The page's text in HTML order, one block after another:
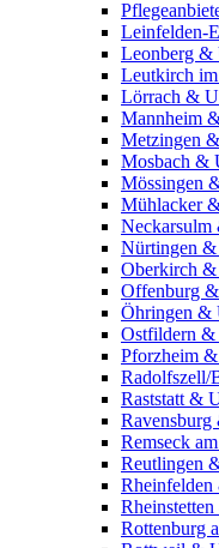
Leinfelden-
Leonberg &
Leutkirch
Lörrach &
Mannheim
Metzingen
Mosbach &
Mössingen
Mühlacker
Neckarsulm
Nürtingen
Oberkirch
Offenburg
Öhringen &
Ostfildern &
Pforzheim
Radolfszell/
Raststatt &
Remseck
Reutlingen
Rottenburg